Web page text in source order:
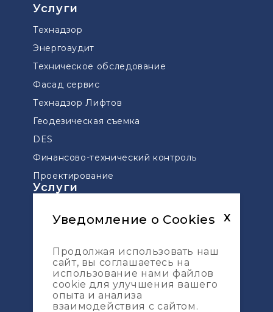
Услуги
Технадзор
Энергоаудит
Техническое обследование
Фасад сервис
Технадзор Лифтов
Геодезическая съемка
DES
Финансово-технический контроль
Проектирование
Услуги
Управление проектами
Сопровождение проектов по ДДУ
Геодезическая разбивка
Топографическая съемка
Карта сайта
Уведомление о Cookies
Продолжая использовать наш
сайт, вы соглашаетесь на
использование нами файлов
cookie для улучшения вашего
опыта и анализа
взаимодействия с сайтом.
X